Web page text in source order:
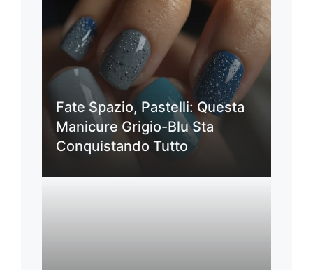
Fate Spazio, Pastelli: Questa
Manicure Grigio-Blu Sta
Conquistando Tutto